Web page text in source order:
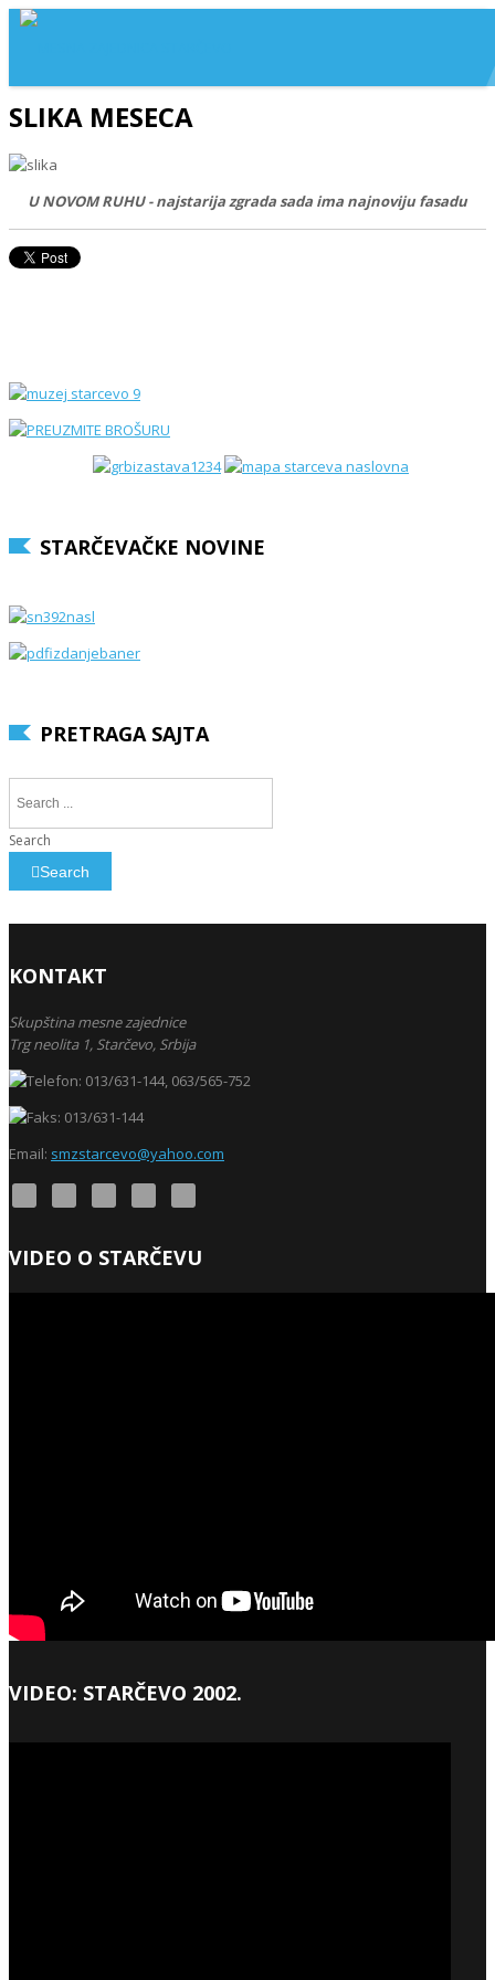
SLIKA MESECA
U NOVOM RUHU - najstarija zgrada sada ima najnoviju fasadu
STARČEVAČKE NOVINE
PRETRAGA SAJTA
Search
Search
KONTAKT
Skupština mesne zajednice
Trg neolita 1, Starčevo, Srbija
013/631-144, 063/565-752
013/631-144
Email: smzstarcevo@yahoo.com
VIDEO O STARČEVU
VIDEO: STARČEVO 2002.